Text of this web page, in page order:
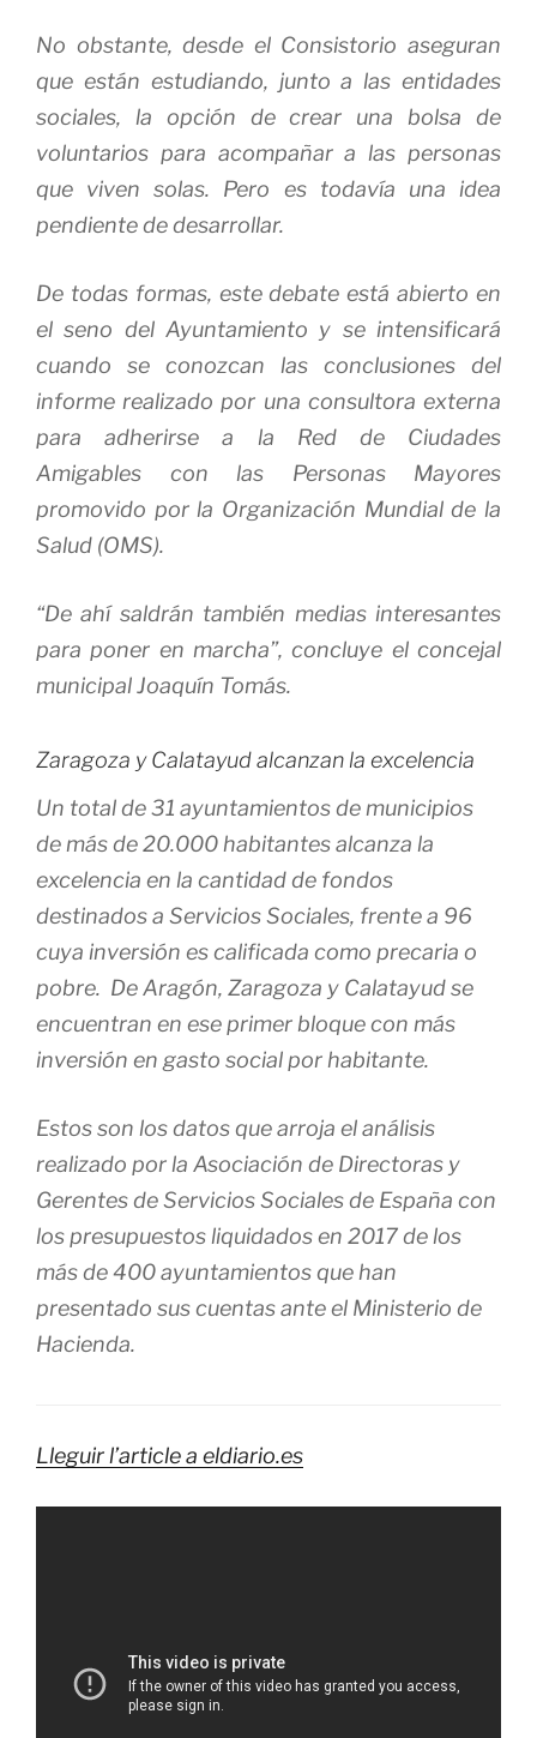
No obstante, desde el Consistorio aseguran
que están estudiando, junto a las entidades
sociales, la opción de crear una bolsa de
voluntarios para acompañar a las personas
que viven solas. Pero es todavía una idea
pendiente de desarrollar.
De todas formas, este debate está abierto en
el seno del Ayuntamiento y se intensificará
cuando se conozcan las conclusiones del
informe realizado por una consultora externa
para adherirse a la Red de Ciudades
Amigables con las Personas Mayores
promovido por la Organización Mundial de la
Salud (OMS).
“De ahí saldrán también medias interesantes
para poner en marcha”, concluye el concejal
municipal Joaquín Tomás.
Zaragoza y Calatayud alcanzan la excelencia
Un total de 31 ayuntamientos de municipios
de más de 20.000 habitantes alcanza la
excelencia en la cantidad de fondos
destinados a Servicios Sociales, frente a 96
cuya inversión es calificada como precaria o
pobre. De Aragón, Zaragoza y Calatayud se
encuentran en ese primer bloque con más
inversión en gasto social por habitante.
Estos son los datos que arroja el análisis
realizado por la Asociación de Directoras y
Gerentes de Servicios Sociales de España con
los presupuestos liquidados en 2017 de los
más de 400 ayuntamientos que han
presentado sus cuentas ante el Ministerio de
Hacienda.
Lleguir l’article a eldiario.es